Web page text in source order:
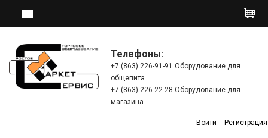
Телефоны:
+7 (863) 226-91-91 Оборудование для
общепита
+7 (863) 226-22-28 Оборудование для
магазина
Войти Регистрация